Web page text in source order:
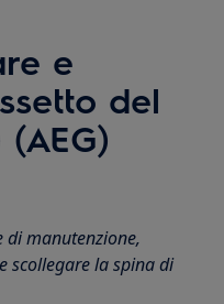
e
del
di manutenzione,
scollegare la spina di